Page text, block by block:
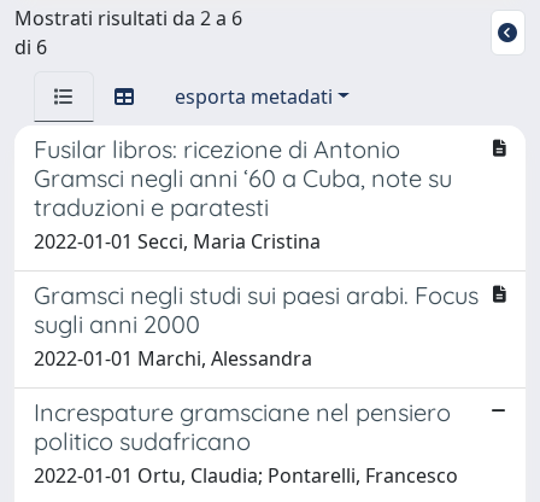
Mostrati risultati da 2 a 6
di 6
esporta metadati
Fusilar libros: ricezione di Antonio
Gramsci negli anni ‘60 a Cuba, note su
traduzioni e paratesti
2022-01-01 Secci, Maria Cristina
Gramsci negli studi sui paesi arabi. Focus
sugli anni 2000
2022-01-01 Marchi, Alessandra
Increspature gramsciane nel pensiero
politico sudafricano
2022-01-01 Ortu, Claudia; Pontarelli, Francesco